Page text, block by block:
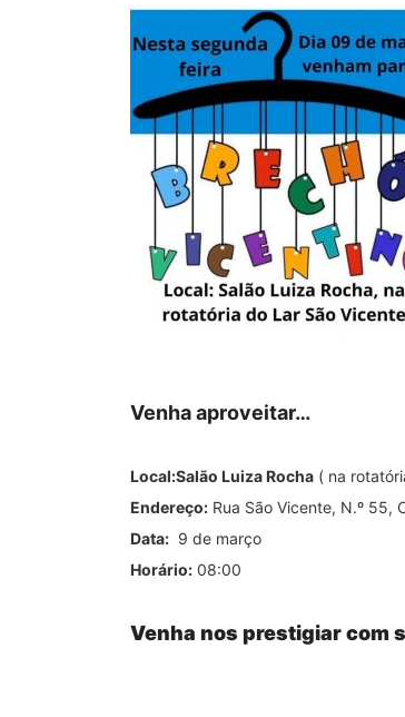
Venha aproveitar…
Local:Salão Luiza Rocha ( na
Endereço: Rua São Vicente, N.º 55,
Data: 9 de março
Horário: 08:00
Venha nos prestigiar com